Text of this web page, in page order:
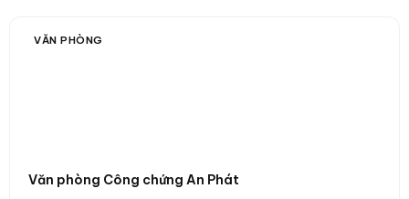
VĂN PHÒNG
Văn phòng Công chứng An Phát